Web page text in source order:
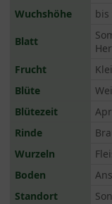
Wuchshöhe
bis
Blatt
Frucht
Blüte
Blütezeit
Rinde
Wurzeln
Boden
Standort